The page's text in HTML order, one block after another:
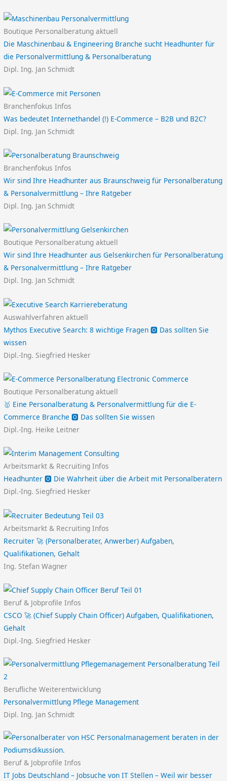
Boutique Personalberatung aktuell
Die Maschinenbau & Engineering Branche sucht Headhunter für
die Personalvermittlung & Personalberatung
Dipl. Ing. Jan Schmidt
Branchenfokus Infos
Was bedeutet Internethandel (!) E-Commerce – B2B und B2C?
Dipl. Ing. Jan Schmidt
Branchenfokus Infos
Wir sind Ihre Headhunter aus Braunschweig für Personalberatung
& Personalvermittlung – Ihre Ratgeber
Dipl. Ing. Jan Schmidt
Boutique Personalberatung aktuell
Wir sind Ihre Headhunter aus Gelsenkirchen für Personalberatung
& Personalvermittlung – Ihre Ratgeber
Dipl. Ing. Jan Schmidt
Auswahlverfahren aktuell
Mythos Executive Search: 8 wichtige Fragen 🅾️ Das sollten Sie
wissen
Dipl.-Ing. Siegfried Hesker
Boutique Personalberatung aktuell
🥇 Eine Personalberatung & Personalvermittlung für die E-
Commerce Branche 🅾️ Das sollten Sie wissen
Dipl.-Ing. Heike Leitner
Arbeitsmarkt & Recruiting Infos
Headhunter 🅾️ Die Wahrheit über die Arbeit mit Personalberatern
Dipl.-Ing. Siegfried Hesker
Arbeitsmarkt & Recruiting Infos
Recruiter 🚀 (Personalberater, Anwerber) Aufgaben,
Qualifikationen, Gehalt
Ing. Stefan Wagner
Beruf & Jobprofile Infos
CSCO 🚀 (Chief Supply Chain Officer) Aufgaben, Qualifikationen,
Gehalt
Dipl.-Ing. Siegfried Hesker
Berufliche Weiterentwicklung
Personalvermittlung Pflege Management
Dipl. Ing. Jan Schmidt
Beruf & Jobprofile Infos
IT Jobs Deutschland – Jobsuche von IT Stellen – Weil wir besser